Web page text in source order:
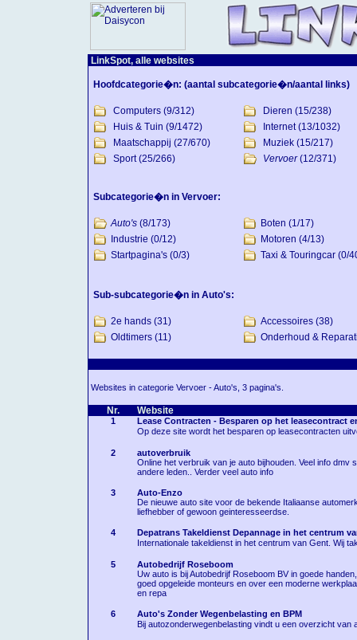
LinkSpot, alle websites
Hoofdcategorie�n: (aantal subcategorie�n/aantal links)
Computers (9/312) Dieren (15/238)
Huis & Tuin (9/1472) Internet(13/1032)
Maatschappij (27/670) Muziek (15/217)
Sport(25/266) Vervoer(12/371)
Subcategorie�n in Vervoer:
Auto's (8/173) Boten (1/17)
Industrie (0/12) Motoren (4/13)
Startpagina's (0/3) Taxi & Touringcar (0/
Sub-subcategorie�n in Auto's:
2e hands (31) Accessoires (38)
Oldtimers (11) Onderhoud &
Websites in categorie Vervoer - Auto's, 3 pagina's.
Nr. Website
1
Lease Contracten - Besparen op het leasecontract
Op deze site wordt het besparen op leasecontracten
2
autoverbruik
Online het verbruik van je auto bijhouden. Veel info
andere leden.. Verder veel auto info
3
Auto-Enzo
De nieuwe auto site voor de bekende Italiaanse
liefhebber of gewoon geinteresseerdse.
4
Depatrans Takeldienst Depannage in het centrum
Internationale takeldienst in het centrum van Gent. Wij
5
Autobedrijf Roseboom
Uw auto is bij Autobedrijf Roseboom BV in goede
goed opgeleide monteurs en over een moderne
en repa
6
Auto's Zonder Wegenbelasting en BPM
Bij autozonderwegenbelasting vindt u een overzicht